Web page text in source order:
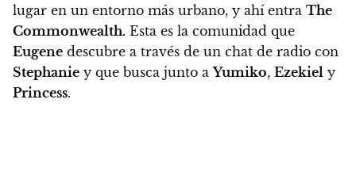
lugar en un entorno más urbano, y ahí entra The
Commonwealth. Esta es la comunidad que
Eugene descubre a través de un chat de radio con
Stephanie y que busca junto aYumiko, Ezekiel y
Princess.